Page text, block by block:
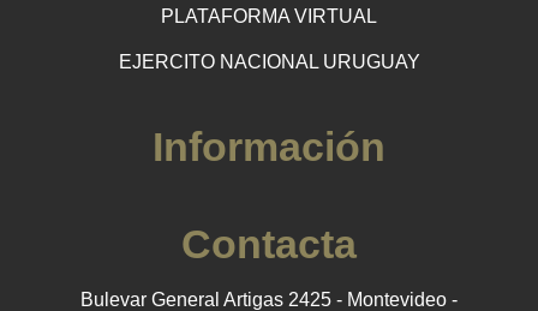
PLATAFORMA VIRTUAL
EJERCITO NACIONAL URUGUAY
Información
Contacta
Bulevar General Artigas 2425 - Montevideo -